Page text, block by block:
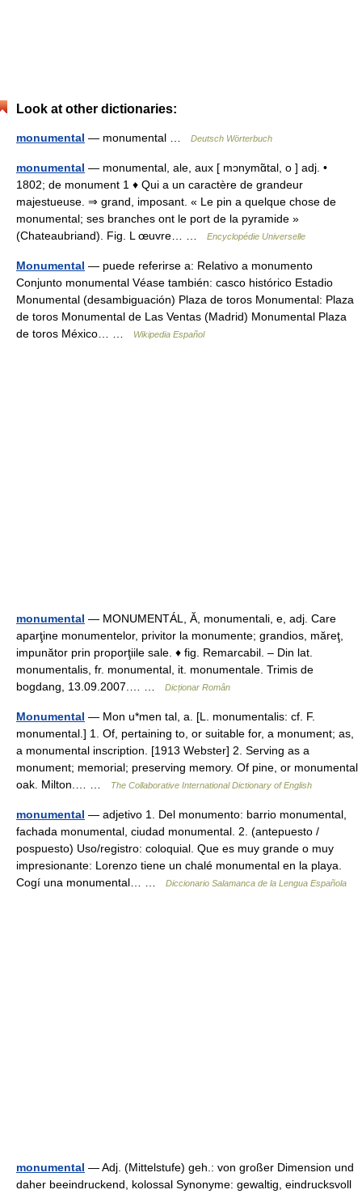
Look at other dictionaries:
monumental — monumental … Deutsch Wörterbuch
monumental — monumental, ale, aux [ mɔnymɑ̃tal, o ] adj. •
1802; de monument 1 ♦ Qui a un caractère de grandeur
majestueuse. ⇒ grand, imposant. « Le pin a quelque chose de
monumental; ses branches ont le port de la pyramide »
(Chateaubriand). Fig. L œuvre… …
Encyclopédie Universelle
Monumental — puede referirse a: Relativo a monumento
Conjunto monumental Véase también: casco histórico Estadio
Monumental (desambiguación) Plaza de toros Monumental: Plaza
de toros Monumental de Las Ventas (Madrid) Monumental Plaza
de toros México… …
Wikipedia Español
monumental — MONUMENTÁL, Ă, monumentali, e, adj. Care
aparţine monumentelor, privitor la monumente; grandios, măreţ,
impunător prin proporţiile sale. ♦ fig. Remarcabil. – Din lat.
monumentalis, fr. monumental, it. monumentale. Trimis de
bogdang, 13.09.2007.… …
Dicționar Român
Monumental — Mon u*men tal, a. [L. monumentalis: cf. F.
monumental.] 1. Of, pertaining to, or suitable for, a monument; as,
a monumental inscription. [1913 Webster] 2. Serving as a
monument; memorial; preserving memory. Of pine, or monumental
oak. Milton.… …
The Collaborative International Dictionary of English
monumental — adjetivo 1. Del monumento: barrio monumental,
fachada monumental, ciudad monumental. 2. (antepuesto /
pospuesto) Uso/registro: coloquial. Que es muy grande o muy
impresionante: Lorenzo tiene un chalé monumental en la playa.
Cogí una monumental… …
Diccionario Salamanca de la Lengua Española
monumental — Adj. (Mittelstufe) geh.: von großer Dimension und
daher beeindruckend, kolossal Synonyme: gewaltig, eindrucksvoll